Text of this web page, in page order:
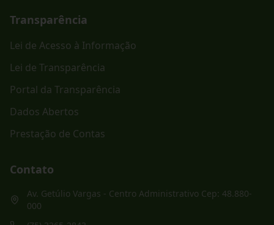
Transparência
Lei de Acesso à Informação
Lei de Transparência
Portal da Transparência
Dados Abertos
Prestação de Contas
Contato
Av. Getúlio Vargas - Centro Administrativo Cep: 48.880-
000